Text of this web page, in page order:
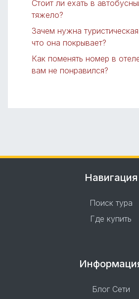
Стоит ли ехать в
тяжело?
Зачем нужна
что она покрывает?
Как поменять номер в
вам не понравился?
Навигация
Поиск тура
Где купить
Блог Сети